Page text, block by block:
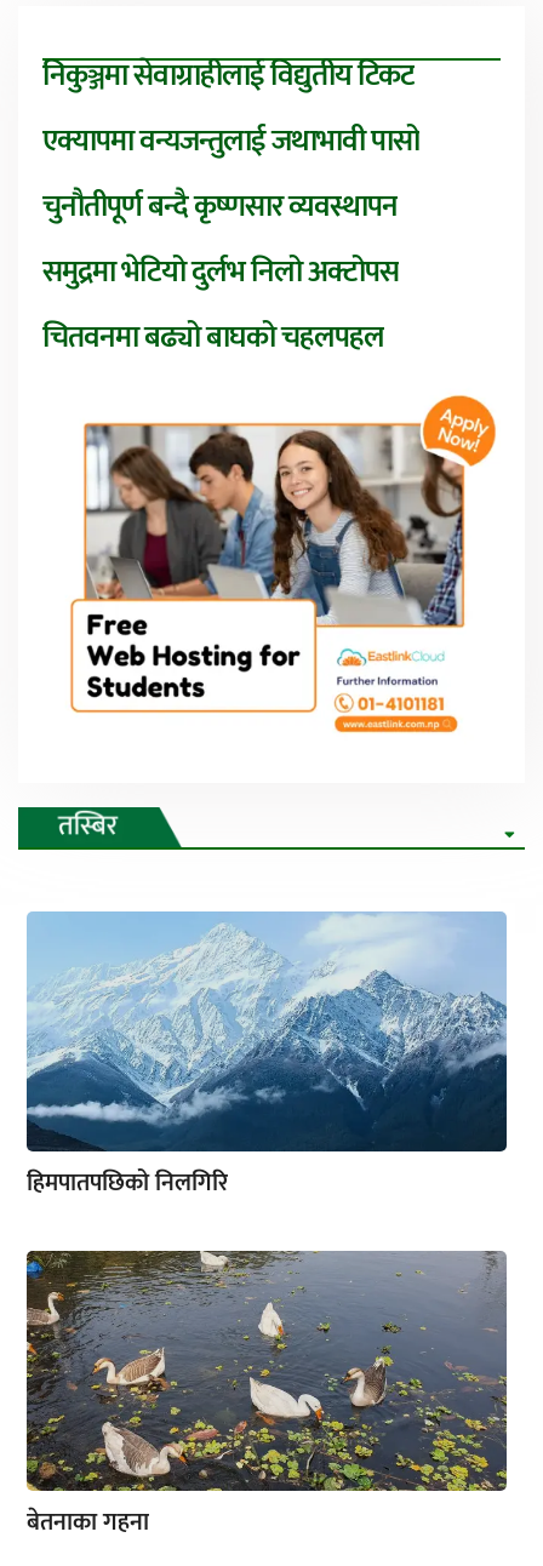
निकुञ्जमा सेवाग्राहीलाई विद्युतीय टिकट
एक्यापमा वन्यजन्तुलाई जथाभावी पासो
चुनौतीपूर्ण बन्दै कृष्णसार व्यवस्थापन
समुद्रमा भेटियो दुर्लभ निलो अक्टोपस
चितवनमा बढ्यो बाघको चहलपहल
हिमपातपछिको निलगिरि
बेतनाका गहना